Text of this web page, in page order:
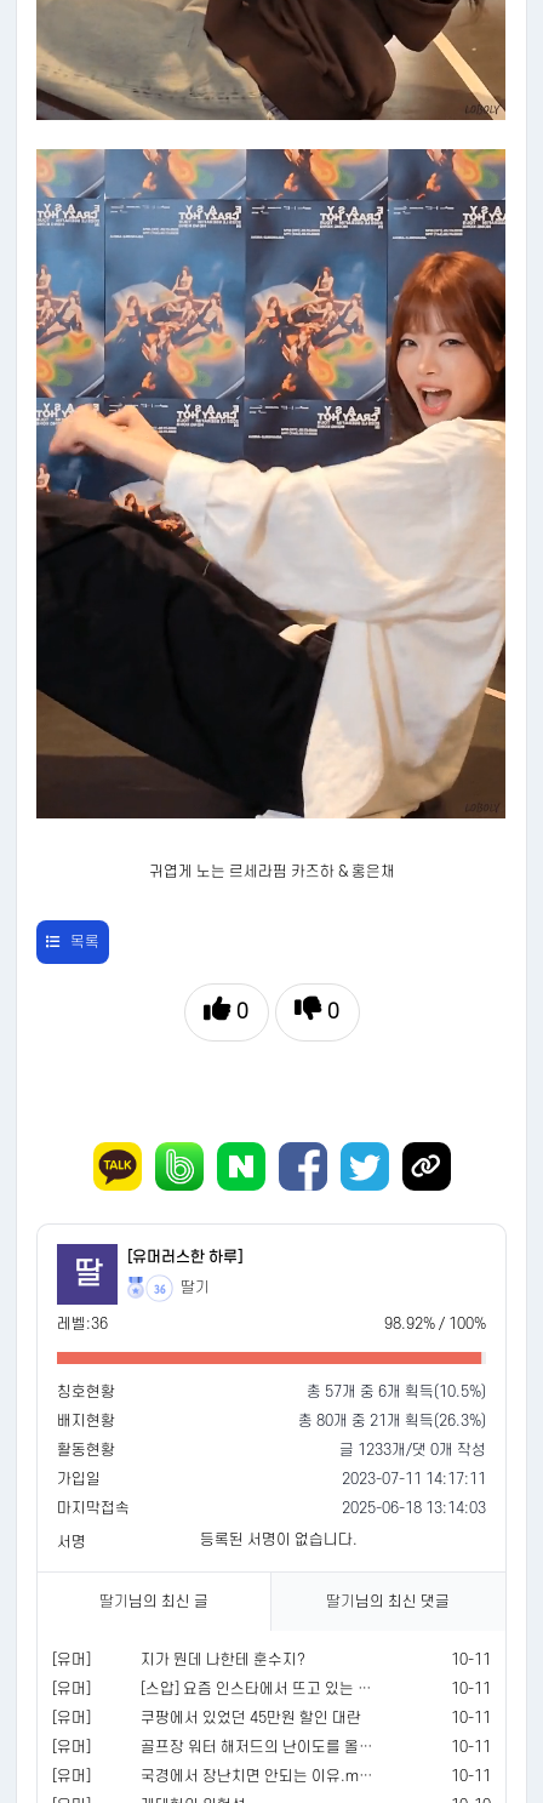
귀엽게 노는 르세라핌 카즈하 & 홍은채
목록
0 0
딸
[유머러스한 하루]
36 딸기
레벨:36 98.92% / 100%
칭호현황
총 57개 중 6개 획득(10.5%)
배지현황
총 80개 중 21개 획득(26.3%)
활동현황
글 1233개/댓 0개 작성
가입일
2023-07-11 14:17:11
마지막접속
2025-06-18 13:14:03
서명
등록된 서명이 없습니다.
딸기 님의 최신 글 딸기 님의 최신 댓글
[유머] 지가 뭔데 나한테 훈수지?
10-11
[유머]
[스압] 요즘 인스타에서 뜨고 있는 신종사기수단
10-11
[유머]
쿠팡에서 있었던 45만원 할인 대란
10-11
[유머]
골프장 워터 해저드의 난이도를 올렸다.mp4
10-11
[유머]
국경에서 장난치면 안되는 이유.mp4
10-11